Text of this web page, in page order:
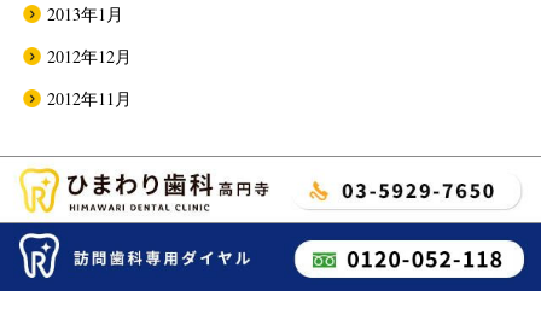
2013年1月
2012年12月
2012年11月